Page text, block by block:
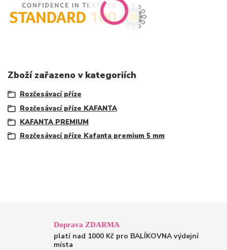
Zboží zařazeno v kategoriích
Rozčesávací příze
Rozčesávací příze KAFANTA
KAFANTA PREMIUM
Rozčesávací příze Kafanta premium 5 mm
Doprava ZDARMA
platí nad 1000 Kč pro BALÍKOVNA výdejní
místa